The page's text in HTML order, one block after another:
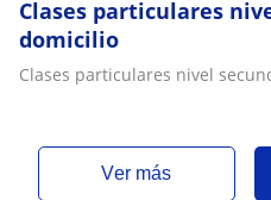
Clases particulares
domicilio
Clases particulares nivel
ver más